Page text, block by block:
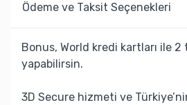
Ödeme ve Taksit Seçenekleri
Bonus, World kredi kartları ile
yapabilirsin.
3D Secure hizmeti ve